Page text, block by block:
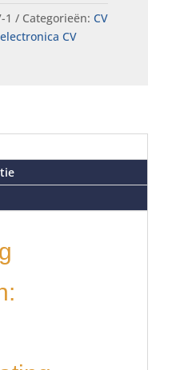
1 Categorieën: CV
electronica CV